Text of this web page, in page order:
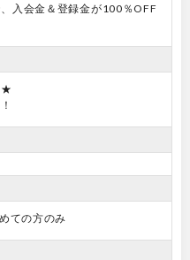
入会金＆登録金が100％OFF
★
ての方のみ